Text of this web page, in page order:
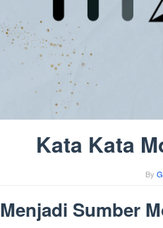
Kata Kata
By
Menjadi Sumber